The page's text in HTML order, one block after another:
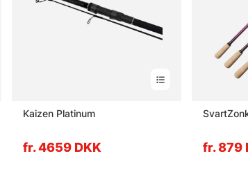
Kaizen Platinum
fr. 4659 DKK fr. 879